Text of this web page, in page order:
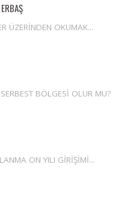
ÜZERİNDEN OKUMAK...
BÖLGESİ OLUR MU?
ON YILI GİRİŞİMİ...